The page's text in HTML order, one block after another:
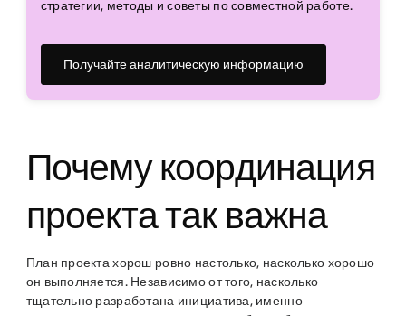
стратегии, методы и советы по совместной работе.
Получайте аналитическую информацию
Почему координация
проекта так важна
План проекта хорош ровно настолько, насколько хорошо
он выполняется. Независимо от того, насколько
тщательно разработана инициатива, именно